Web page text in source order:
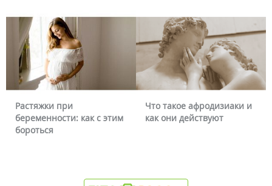
Растяжки при
беременности: как с этим
бороться
Что такое афродизиаки и
как они действуют